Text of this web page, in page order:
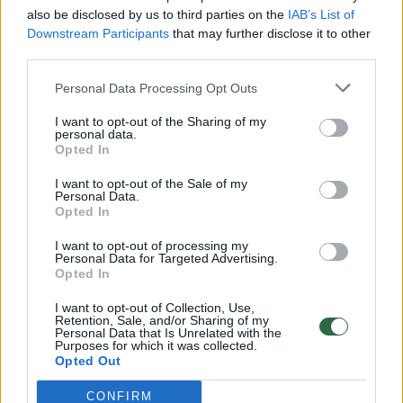
also be disclosed by us to third parties on the IAB’s List of
Downstream Participants that may further disclose it to other
Personal Data Processing Opt Outs
I want to opt-out of the Sharing of my
personal data.
Opted In
I want to opt-out of the Sale of my
Personal Data.
Opted In
I want to opt-out of processing my
Personal Data for Targeted Advertising.
Opted In
I want to opt-out of Collection, Use,
Retention, Sale, and/or Sharing of my
Personal Data that Is Unrelated with the
Purposes for which it was collected.
Opted Out
CONFIRM
Žinios | Lietuvos diena
00:00:57
Savaitės vidurys nusimato karštas: temperatūra kils iki
32 laipsnių šilumos
Žinios | Orai
00:15:54
V. Zalužno pasisakymą laiko bandymu įsitvirtinti
Laidos | Nauja diena
Nufilmavo, kaip patvino Vilniaus Vakarinis aplinkkelis:
vaizdas pribloškia
Žinios